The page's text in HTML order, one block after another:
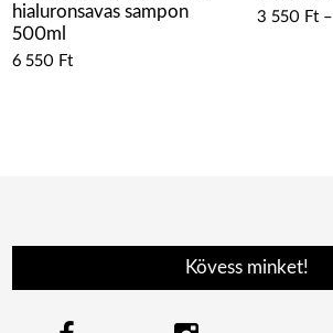
hialuronsavas sampon
500ml
6 550 Ft
3 550 Ft–
Kövess minket!